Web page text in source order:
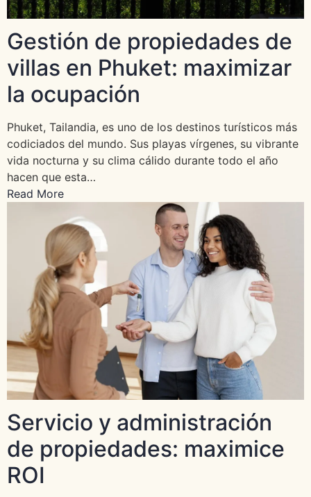
Gestión de propiedades de
villas en Phuket: maximizar
la ocupación
Phuket, Tailandia, es uno de los destinos turísticos más
codiciados del mundo. Sus playas vírgenes, su vibrante
vida nocturna y su clima cálido durante todo el año
hacen que esta…
Read More
Servicio y administración
de propiedades: maximice
ROI